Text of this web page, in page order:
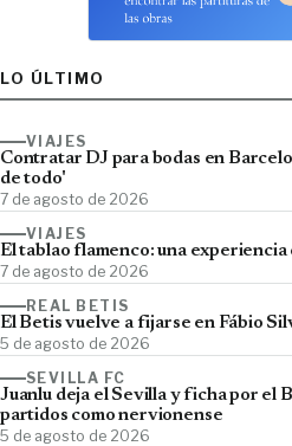
LO ÚLTIMO
VIAJES
Contratar DJ para bodas en
de todo'
7 de agosto de 2026
VIAJES
El tablao flamenco: una
7 de agosto de 2026
REAL BETIS
El Betis vuelve a fijarse en Fábio
5 de agosto de 2026
SEVILLA FC
Juanlu deja el Sevilla y ficha por el
partidos como nervionense
5 de agosto de 2026